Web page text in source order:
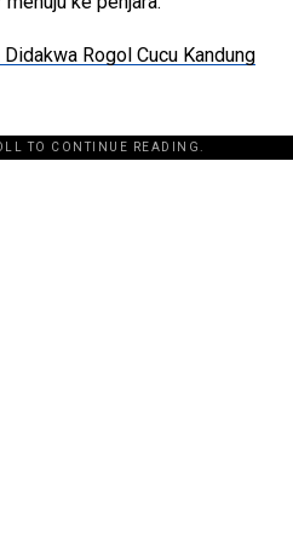
Didakwa Rogol Cucu Kandung
TO CONTINUE READING.